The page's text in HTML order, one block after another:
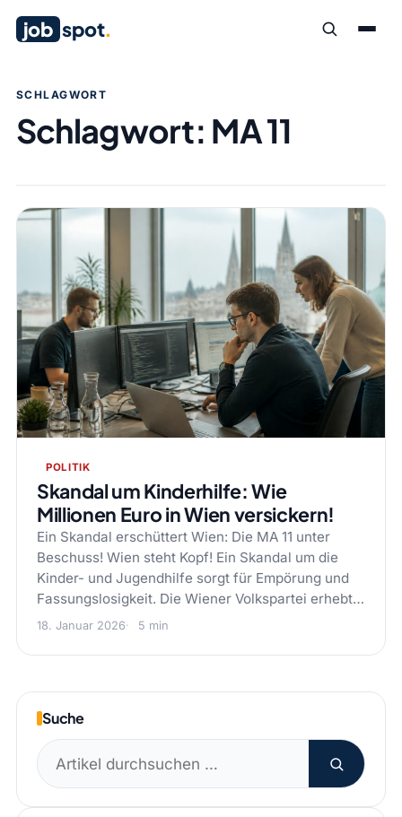
job spot.
SCHLAGWORT
Schlagwort: MA 11
POLITIK
Skandal um Kinderhilfe: Wie
Millionen Euro in Wien versickern!
Ein Skandal erschüttert Wien: Die MA 11 unter
Beschuss! Wien steht Kopf! Ein Skandal um die
Kinder- und Jugendhilfe sorgt für Empörung und
Fassungslosigkeit. Die Wiener Volkspartei erhebt…
18. Januar 2026 5 min
Suche
Suchen
nach: